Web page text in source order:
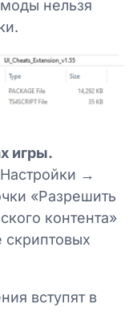
нельзя
игры.
→
«Разрешить
контента»
скриптовых
вступят в